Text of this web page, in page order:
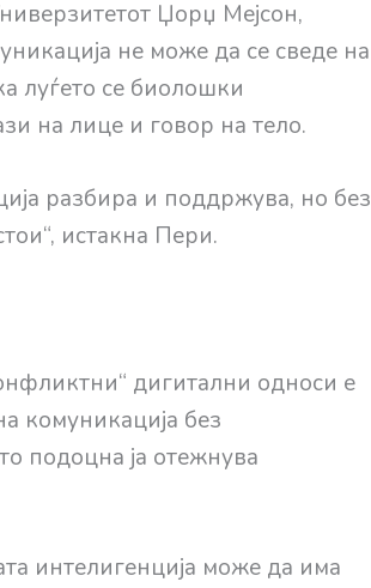
Џорџ Мејсон,
не може да се сведе на
луѓето се биолошки
на лице и говор на тело.
разбира и поддржува, но без
истакна Пери.
дигитални односи е
комуникација без
подоцна ја отежнува
интелигенција може да има